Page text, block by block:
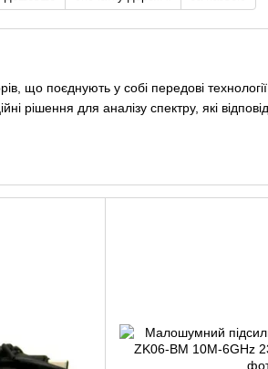
що поєднують у собі передові технології,
рішення для аналізу спектру, які
для мобільного використання.
для лабораторій та промислових